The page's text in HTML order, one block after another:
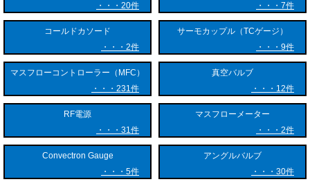
20件
7件
コールドカソード
2件
サーモカップル（TCゲージ）
9件
マスフローコントローラー（MFC）
231件
真空バルブ
12件
RF電源
31件
マスフローメーター
2件
Convectron Gauge
5件
アングルバルブ
30件